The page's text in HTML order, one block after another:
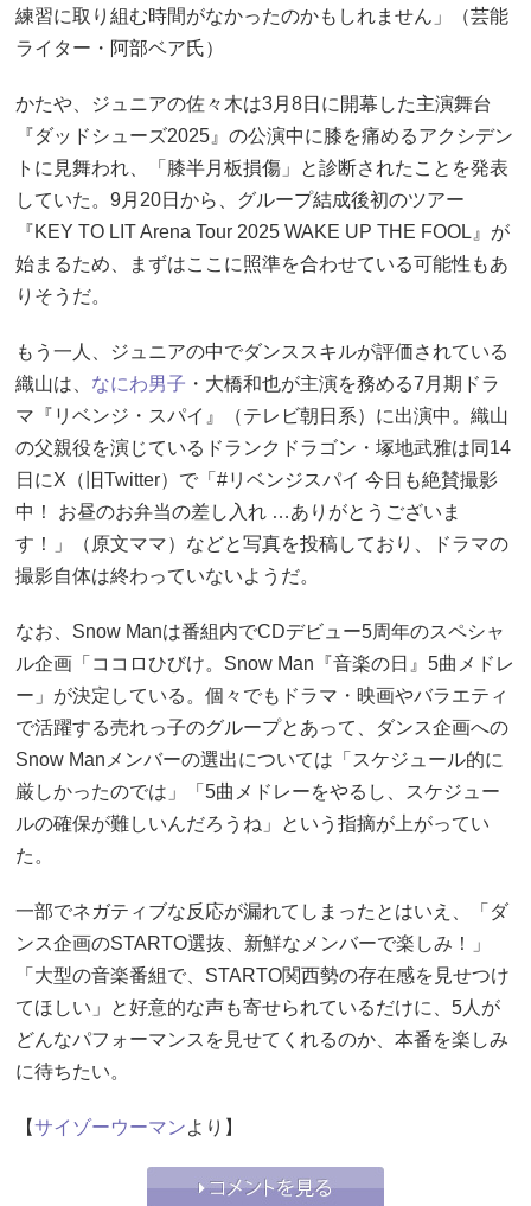
練習に取り組む時間がなかったのかもしれません」（芸能
ライター・阿部ベア氏）
かたや、ジュニアの佐々木は3月8日に開幕した主演舞台
『ダッドシューズ2025』の公演中に膝を痛めるアクシデン
トに見舞われ、「膝半月板損傷」と診断されたことを発表
していた。9月20日から、グループ結成後初のツアー
『KEY TO LIT Arena Tour 2025 WAKE UP THE FOOL』が
始まるため、まずはここに照準を合わせている可能性もあ
りそうだ。
もう一人、ジュニアの中でダンススキルが評価されている
織山は、 なにわ男子 ・大橋和也が主演を務める7月期ドラ
マ『リベンジ・スパイ』（テレビ朝日系）に出演中。織山
の父親役を演じているドランクドラゴン・塚地武雅は同14
日にX（旧Twitter）で「#リベンジスパイ 今日も絶賛撮影
中！ お昼のお弁当の差し入れ …ありがとうございま
す！」（原文ママ）などと写真を投稿しており、ドラマの
撮影自体は終わっていないようだ。
なお、Snow Manは番組内でCDデビュー5周年のスペシャ
ル企画「ココロひびけ。Snow Man『音楽の日』5曲メドレ
ー」が決定している。個々でもドラマ・映画やバラエティ
で活躍する売れっ子のグループとあって、ダンス企画への
Snow Manメンバーの選出については「スケジュール的に
厳しかったのでは」「5曲メドレーをやるし、スケジュー
ルの確保が難しいんだろうね」という指摘が上がってい
た。
一部でネガティブな反応が漏れてしまったとはいえ、「ダ
ンス企画のSTARTO選抜、新鮮なメンバーで楽しみ！」
「大型の音楽番組で、STARTO関西勢の存在感を見せつけ
てほしい」と好意的な声も寄せられているだけに、5人が
どんなパフォーマンスを見せてくれるのか、本番を楽しみ
に待ちたい。
【サイゾーウーマンより】